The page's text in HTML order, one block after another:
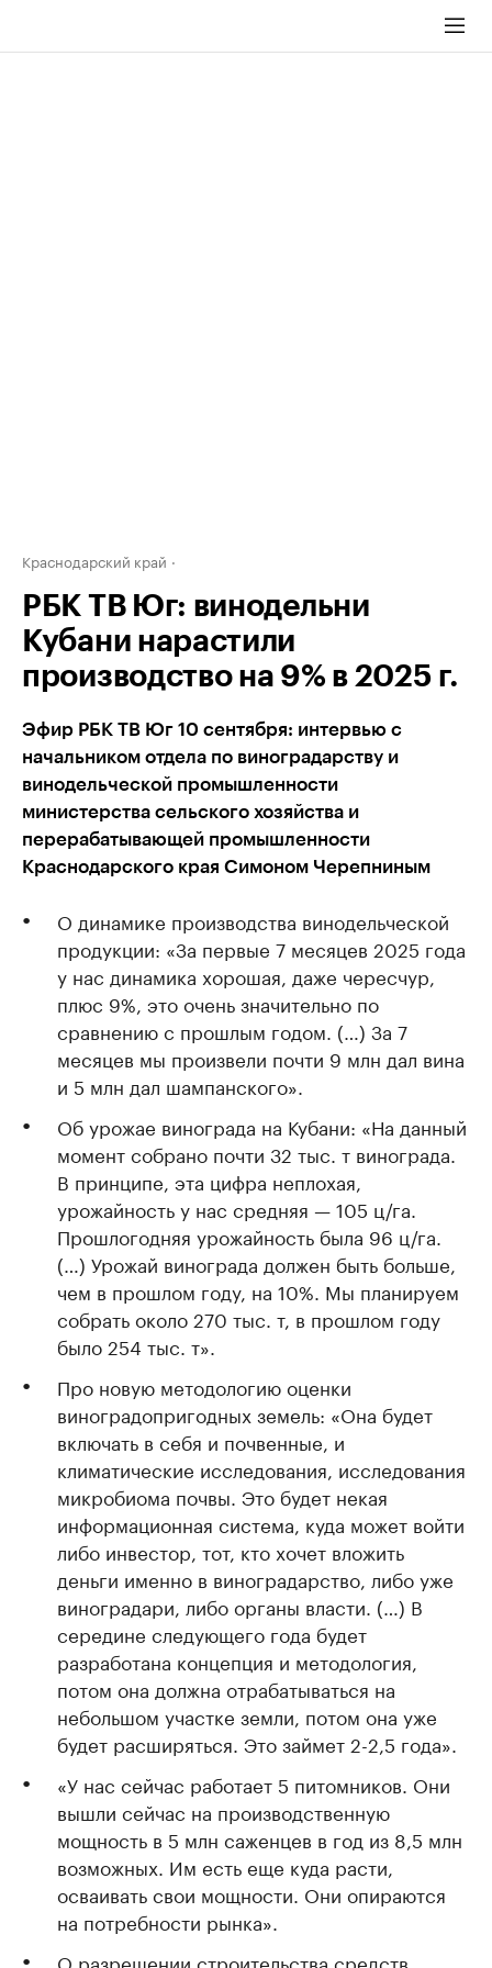
Краснодарский край
РБК ТВ Юг: винодельни
Кубани нарастили
производство на 9% в 2025 г.
Эфир РБК ТВ Юг 10 сентября: интервью с
начальником отдела по виноградарству и
винодельческой промышленности
министерства сельского хозяйства и
перерабатывающей промышленности
Краснодарского края Симоном Черепниным
О динамике производства винодельческой
продукции: «За первые 7 месяцев 2025 года
у нас динамика хорошая, даже чересчур,
плюс 9%, это очень значительно по
сравнению с прошлым годом. (…) За 7
месяцев мы произвели почти 9 млн дал вина
и 5 млн дал шампанского».
Об урожае винограда на Кубани: «На данный
момент собрано почти 32 тыс. т винограда.
В принципе, эта цифра неплохая,
урожайность у нас средняя — 105 ц/га.
Прошлогодняя урожайность была 96 ц/га.
(…) Урожай винограда должен быть больше,
чем в прошлом году, на 10%. Мы планируем
собрать около 270 тыс. т, в прошлом году
было 254 тыс. т».
Про новую методологию оценки
виноградопригодных земель: «Она будет
включать в себя и почвенные, и
климатические исследования, исследования
микробиома почвы. Это будет некая
информационная система, куда может войти
либо инвестор, тот, кто хочет вложить
деньги именно в виноградарство, либо уже
виноградари, либо органы власти. (…) В
середине следующего года будет
разработана концепция и методология,
потом она должна отрабатываться на
небольшом участке земли, потом она уже
будет расширяться. Это займет 2-2,5 года».
«У нас сейчас работает 5 питомников. Они
вышли сейчас на производственную
мощность в 5 млн саженцев в год из 8,5 млн
возможных. Им есть еще куда расти,
осваивать свои мощности. Они опираются
на потребности рынка».
О разрешении строительства средств